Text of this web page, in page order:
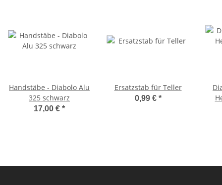
Handstäbe - Diabolo Alu
325 schwarz
17,00 € *
Ersatzstab für Teller
0,99 € *